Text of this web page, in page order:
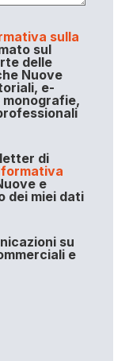
sulla
sul
delle
Nuove
e-
monografie,
di
e
dei miei dati
su
e